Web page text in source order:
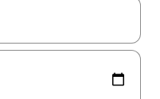
lëviz me butonat e